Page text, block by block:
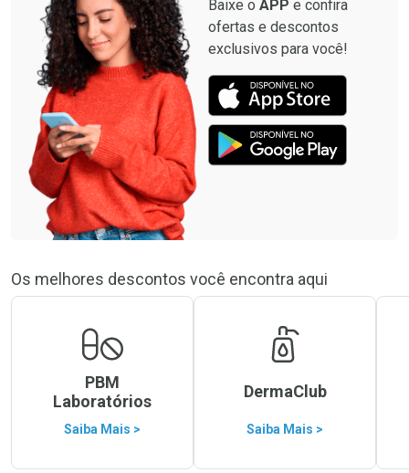
Baixe o APP e confira
ofertas e descontos
exclusivos para você!
Os melhores descontos você encontra aqui
PBM
Laboratórios
Saiba Mais >
DermaClub
Saiba Mais >